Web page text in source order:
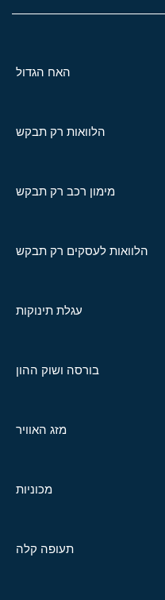
האח הגדול
הלוואות רק תבקש
מימון רכב רק תבקש
הלוואות לעסקים רק תבקש
עגלת תינוקות
בורסה ושוק ההון
מזג האוויר
מכוניות
תעופה קלה